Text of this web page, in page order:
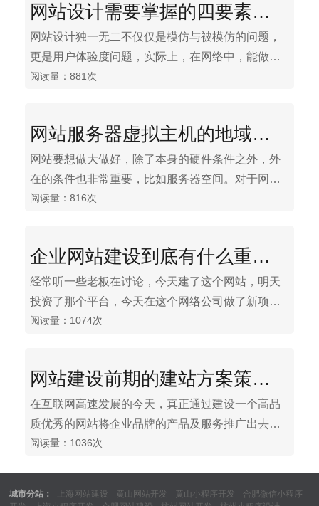
网站设计需要掌握的四要素技巧
网站设计独一无二不仅仅是模仿与被模仿的问题，
更是用户体验度问题，实际上，在网络中，能做到
这一点的很少。大部分企业都因为不了解而选择模
公司人员指出，只要掌握以下“四要”，就能得到独一
无二的网页。
阅读量：881次
网站服务器虚拟主机的地域性差异化
网站要想做大做好，除了本身的硬件条件之外，外
在的条件也非常重要，比如服务器空间。对于网站
来讲，服务器空间打开速度开，网站的用户体验就
理想。而且相对于外贸企业来说，美国主机似乎更
优秀一点。
阅读量：816次
企业网站建设到底有什么重要性
经常听一些老板在讨论，今天建了这个网站，明天
投资了那个平台，今天在这个网络公司做了新项
目，明天又在另一个公司找到了合作对象，看起
真正要让他们说说企业网站的重要性，恐怕没有几
个人知道。那么，到底企业网站建设有什么重要性
呢？
阅读量：1074次
网站建设前期的建站方案策划决定了网站的品质及网站转化率
在互联网高速发展的今天，真正通过建设一个高品
质优秀的网站将企业品牌的产品及服务推广出去，
使其同比提升的网站不多也不好，为什么有不少网
阅读量：1036次
城市分站： 上海网站建设 黄山网站开发 黄山小程序开发
合肥微信小程序